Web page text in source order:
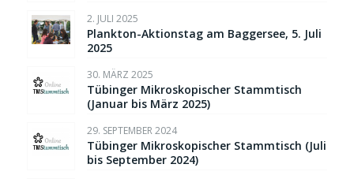
2. JULI 2025
Plankton-Aktionstag am Baggersee, 5. Juli
2025
30. MÄRZ 2025
Tübinger Mikroskopischer Stammtisch
(Januar bis März 2025)
29. SEPTEMBER 2024
Tübinger Mikroskopischer Stammtisch (Juli
bis September 2024)